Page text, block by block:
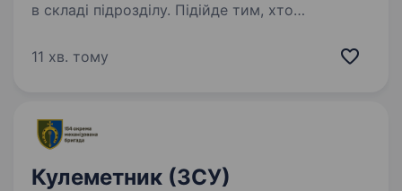
в складі підрозділу. Підійде тим, хто
готовий навчатися. 41 ОМБр запрошує
11 хв. тому
Кулеметник (ЗСУ)